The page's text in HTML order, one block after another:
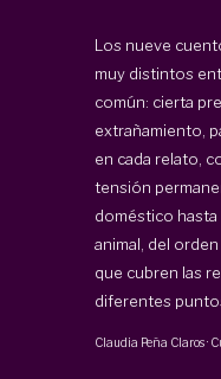
Los nueve
muy distintos
común: cierta
extrañamiento,
en cada relato,
tensión
doméstico
animal, del
que cubren las
diferentes
Claudia Peña Claros·